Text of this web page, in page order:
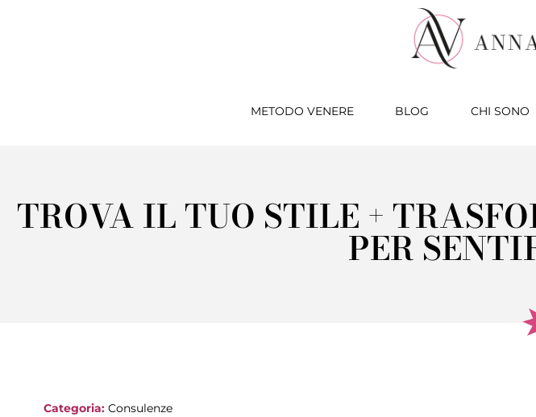
METODO VENERE BLOG CHI SONO
TROVA IL TUO STILE +
PER
Categoria: Consulenze